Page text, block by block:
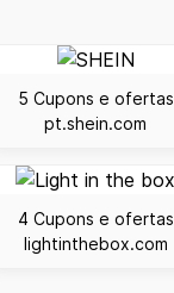
5 Cupons e ofertas
pt.shein.com
4 Cupons e ofertas
lightinthebox.com